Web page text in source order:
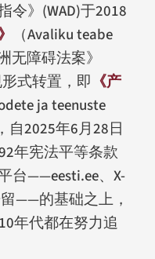
令》(WAD)于2018
（Avaliku teabe
无障碍法案》
式转置，即 《产
ja teenuste
自2025年6月28日
年宪法平等条款
台——eesti.ee、X-
——的基础之上，
年代都在努力追